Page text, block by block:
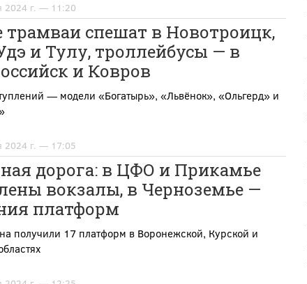
2024 г. — 11:20
спешат в Новотроицк,
и Тулу, троллейбусы — в
и Ковров
— модели «Богатырь», «Львёнок», «Ольгерд» и
2024 г. — 17:05
дорога: в ЦФО и Прикамье
вокзалы, в Черноземье —
платформ
получили 17 платформ в Воронежской, Курской и